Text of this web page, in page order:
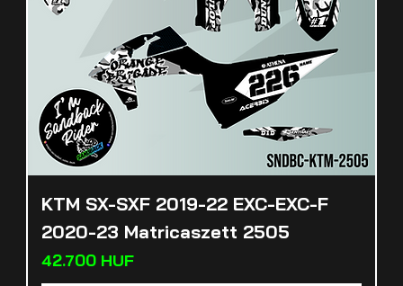
KTM SX-SXF 2019-22 EXC-EXC-F
2020-23 Matricaszett 2505
Preis
42.700 HUF